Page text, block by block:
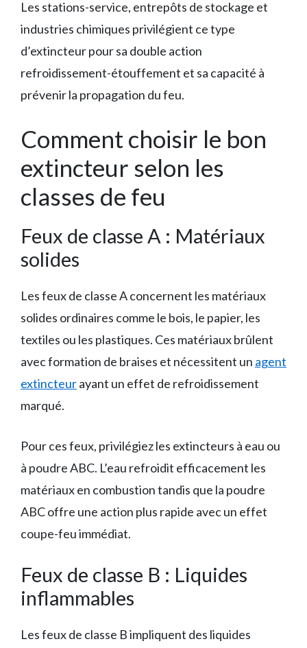
Les stations-service, entrepôts de stockage et
industries chimiques privilégient ce type
d’extincteur pour sa double action
refroidissement-étouffement et sa capacité à
prévenir la propagation du feu.
Comment choisir le bon
extincteur selon les
classes de feu
Feux de classe A : Matériaux
solides
Les feux de classe A concernent les matériaux
solides ordinaires comme le bois, le papier, les
textiles ou les plastiques. Ces matériaux brûlent
avec formation de braises et nécessitent un agent
extincteurayant un effet de refroidissement
marqué.
Pour ces feux, privilégiez les extincteurs à eau ou
à poudre ABC. L’eau refroidit efficacement les
matériaux en combustion tandis que la poudre
ABC offre une action plus rapide avec un effet
coupe-feu immédiat.
Feux de classe B : Liquides
inflammables
Les feux de classe B impliquent des liquides